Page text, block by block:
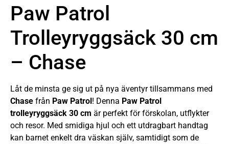
Paw Patrol
Trolleyryggsäck 30 cm
– Chase
Låt de minsta ge sig ut på nya äventyr tillsammans med
Chase från Paw Patrol! Denna Paw Patrol
trolleyryggsäck 30 cm är perfekt för förskolan, utflykter
och resor. Med smidiga hjul och ett utdragbart handtag
kan barnet enkelt dra väskan själv, samtidigt som de